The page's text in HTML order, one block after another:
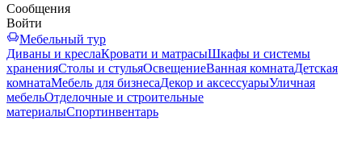
Сообщения
Войти
Мебельный тур
Диваны и креслаКровати и матрасыШкафы и системы
храненияСтолы и стульяОсвещениеВанная комнатаДетская
комнатаМебель для бизнесаДекор и аксессуарыУличная
мебельОтделочные и строительные
материалыСпортинвентарь